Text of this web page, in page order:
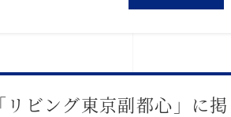
リビング東京副都心」に掲